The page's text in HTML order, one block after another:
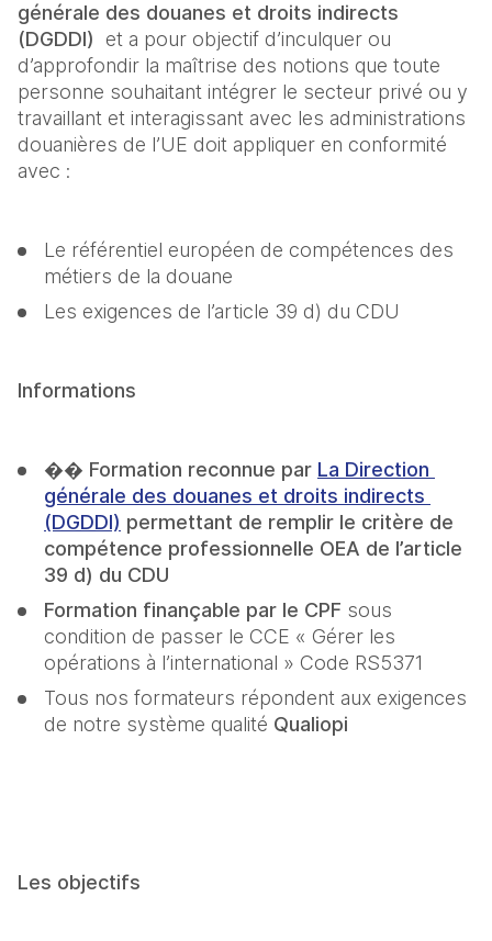
générale des douanes et droits indirects
(DGDDI) et a pour objectif d’inculquer ou
d’approfondir la maîtrise des notions que toute
personne souhaitant intégrer le secteur privé ou y
travaillant et interagissant avec les administrations
douanières de l’UE doit appliquer en conformité
avec :
Le référentiel européen de compétences des
métiers de la douane
Les exigences de l’article 39 d) du CDU
Informations
�� Formation reconnue par La Direction
générale des douanes et droits indirects
(DGDDI) permettant de remplir le critère de
compétence professionnelle OEA de l’article
39 d) du CDU
Formation finançable par le CPF sous
condition de passer le CCE « Gérer les
opérations à l’international » Code RS5371
Tous nos formateurs répondent aux exigences
de notre système qualité Qualiopi
Les objectifs